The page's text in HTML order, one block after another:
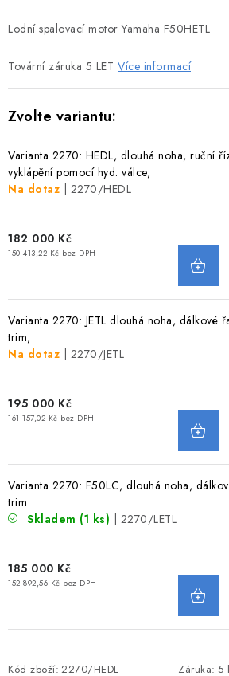
KATAMARÁNY - PONTON BOAT
PŘÍSLUŠENSTVÍ K ČLUNŮM
PŘÍSLUŠENSTVÍ K MOTORŮM
PŘÍVĚSY K LODÍM
Reklamace
Podmínky ochrany
Lodní spalovací motor Yamaha F50HETL
Tovární záruka 5 LET Více informací
Varianta 2270: HEDL, dlouhá noha, ruční
vyklápění pomocí hyd. válce,
Na dotaz
| 2270/HEDL
182 000 Kč
150 413,22 Kč bez DPH
Varianta 2270: JETL dlouhá noha, dálkové
trim,
Na dotaz
| 2270/JETL
195 000 Kč
161 157,02 Kč bez DPH
Varianta 2270: F50LC, dlouhá noha,
trim
Skladem (1 ks) | 2270/LETL
185 000 Kč
152 892,56 Kč bez DPH
Kód zboží: 2270/HEDL Záruka: 5